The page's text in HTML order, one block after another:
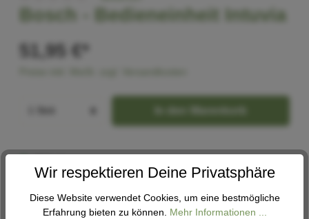
Bosch -
Bedieneinheit Intuvia
51,95 €*
Verfügbar in 3 Filialen Filiale auswählen
Wir respektieren Deine Privatsphäre
Diese Website verwendet Cookies, um eine bestmögliche
Erfahrung bieten zu können. Mehr Informationen ...